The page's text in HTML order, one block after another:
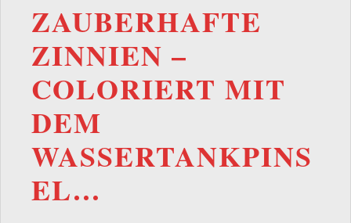
ZAUBERHAFTE
ZINNIEN –
COLORIERT MIT
DEM
WASSERTANKPINS
EL…